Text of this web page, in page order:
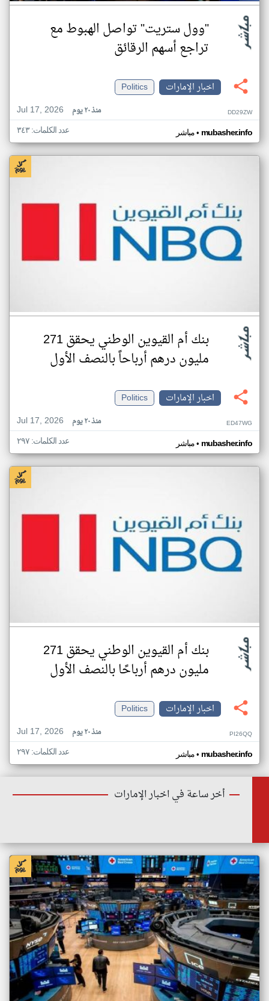
"وول ستريت" تواصل الهبوط مع
تراجع أسهم الرقائق
اخبار الإمارات
Politics
Jul 17, 2026
منذ ٢٠ يوم DD29ZW
مباشر• mubasher.info عدد الكلمات: ٣٤٣
بنك أم القيوين الوطني يحقق 271
مليون درهم أرباحاً بالنصف الأول
اخبار الإمارات
Politics
Jul 17, 2026
منذ ٢٠ يوم ED47WG
مباشر• mubasher.info عدد الكلمات: ٢٩٧
بنك أم القيوين الوطني يحقق 271
مليون درهم أرباحًا بالنصف الأول
اخبار الإمارات
Politics
Jul 17, 2026
منذ ٢٠ يوم PI26QQ
مباشر• mubasher.info عدد الكلمات: ٢٩٧
أخر ساعة في اخبار الإمارات